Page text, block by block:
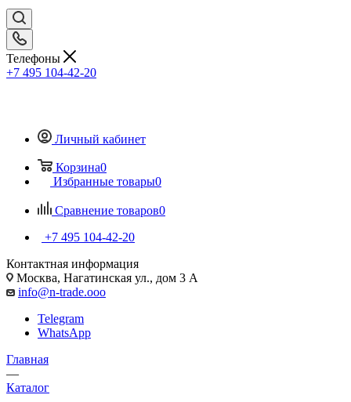
Телефоны
+7 495 104-42-20
Личный кабинет
Корзина0
Избранные товары0
Сравнение товаров0
+7 495 104-42-20
Контактная информация
Москва, Нагатинская ул., дом 3 А
info@n-trade.ooo
Telegram
WhatsApp
Главная
—
Каталог